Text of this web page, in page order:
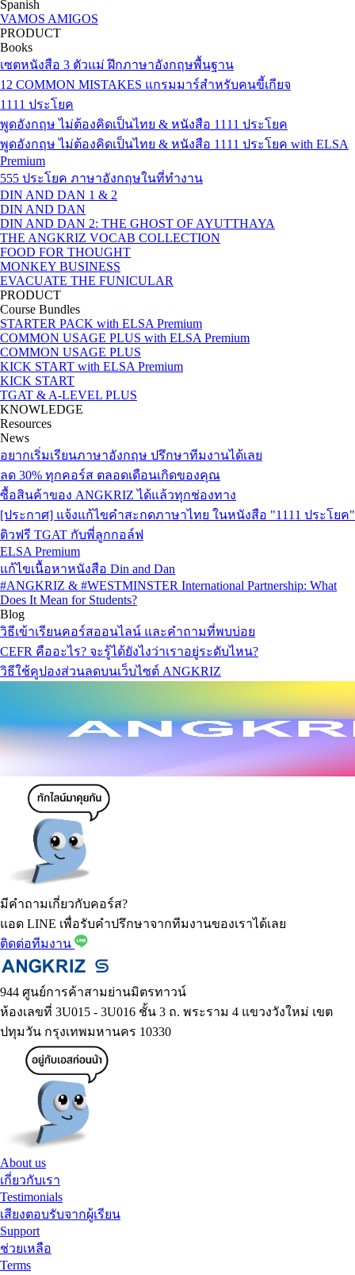
Spanish
VAMOS AMIGOS
PRODUCT
Books
เซตหนังสือ 3 ตัวแม่ ฝึกภาษาอังกฤษพื้นฐาน
12 COMMON MISTAKES แกรมมาร์สำหรับคนขี้เกียจ
1111 ประโยค
พูดอังกฤษ ไม่ต้องคิดเป็นไทย & หนังสือ 1111 ประโยค
พูดอังกฤษ ไม่ต้องคิดเป็นไทย & หนังสือ 1111 ประโยค with ELSA
Premium
555 ประโยค ภาษาอังกฤษในที่ทำงาน
DIN AND DAN 1 & 2
DIN AND DAN
DIN AND DAN 2: THE GHOST OF AYUTTHAYA
THE ANGKRIZ VOCAB COLLECTION
FOOD FOR THOUGHT
MONKEY BUSINESS
EVACUATE THE FUNICULAR
PRODUCT
Course Bundles
STARTER PACK with ELSA Premium
COMMON USAGE PLUS with ELSA Premium
COMMON USAGE PLUS
KICK START with ELSA Premium
KICK START
TGAT & A-LEVEL PLUS
KNOWLEDGE
Resources
News
อยากเริ่มเรียนภาษาอังกฤษ ปรึกษาทีมงานได้เลย
ลด 30% ทุกคอร์ส ตลอดเดือนเกิดของคุณ
ซื้อสินค้าของ ANGKRIZ ได้แล้วทุกช่องทาง
[ประกาศ] แจ้งแก้ไขคำสะกดภาษาไทย ในหนังสือ "1111 ประโยค"
ติวฟรี TGAT กับพี่ลูกกอล์ฟ
ELSA Premium
แก้ไขเนื้อหาหนังสือ Din and Dan
#ANGKRIZ & #WESTMINSTER International Partnership: What
Does It Mean for Students?
Blog
วิธีเข้าเรียนคอร์สออนไลน์ และคำถามที่พบบ่อย
CEFR คืออะไร? จะรู้ได้ยังไงว่าเราอยู่ระดับไหน?
วิธีใช้คูปองส่วนลดบนเว็บไซต์ ANGKRIZ
มีคำถามเกี่ยวกับคอร์ส?
แอด LINE เพื่อรับคำปรึกษาจากทีมงานของเราได้เลย
ติดต่อทีมงาน
944 ศูนย์การค้าสามย่านมิตรทาวน์
ห้องเลขที่ 3U015 - 3U016 ชั้น 3 ถ. พระราม 4 แขวงวังใหม่ เขต
ปทุมวัน กรุงเทพมหานคร 10330
About us
เกี่ยวกับเรา
Testimonials
เสียงตอบรับจากผู้เรียน
Support
ช่วยเหลือ
Terms